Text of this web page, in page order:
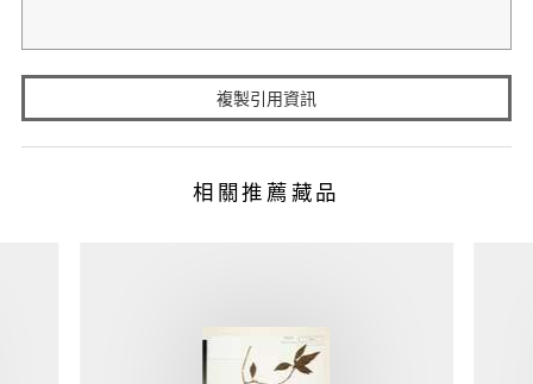
複製引用資訊
相關推薦藏品